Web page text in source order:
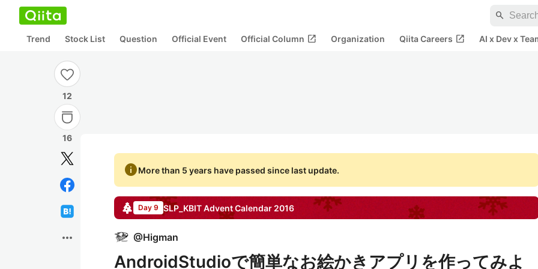
search
Trend Stock List Question Official Event Official Column open_in_new Organization Qiita Careers open_in_new AI x Dev x
12
16
more_horiz
infoMore than 5 years have passed since last update.
Day 9 SLP_KBITAdvent Calendar 2016
@Higman
AndroidStudioで簡単なお絵かきアプリを作ってみよ